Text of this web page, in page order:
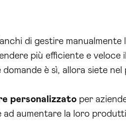
di gestire manualmente
più efficiente e
è sì, allora siete
personalizzato per
aumentare la loro